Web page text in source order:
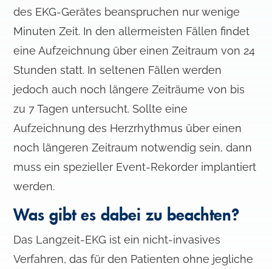
des EKG-Gerätes beanspruchen nur wenige
Minuten Zeit. In den allermeisten Fällen findet
eine Aufzeichnung über einen Zeitraum von 24
Stunden statt. In seltenen Fällen werden
jedoch auch noch längere Zeiträume von bis
zu 7 Tagen untersucht. Sollte eine
Aufzeichnung des Herzrhythmus über einen
noch längeren Zeitraum notwendig sein, dann
muss ein spezieller Event-Rekorder implantiert
werden.
Was gibt es dabei zu beachten?
Das Langzeit-EKG ist ein nicht-invasives
Verfahren, das für den Patienten ohne jegliche